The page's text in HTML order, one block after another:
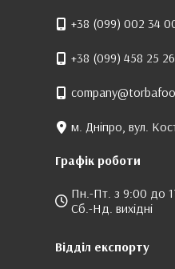
+38 (099) 002 34
+38 (099) 458 25 26
м. Дніпро, вул.
Графік роботи
Пн.-Пт. з 9:00 до
Сб.-Нд. вихідні
Відділ експорту